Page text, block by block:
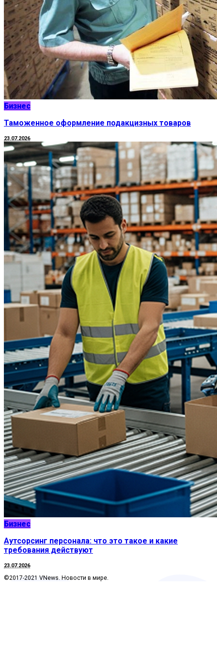
Бизнес
Таможенное оформление подакцизных товаров
23.07.2026
Бизнес
Аутсорсинг персонала: что это такое и какие
требования действуют
23.07.2026
©2017-2021 VNews. Новости в мире.